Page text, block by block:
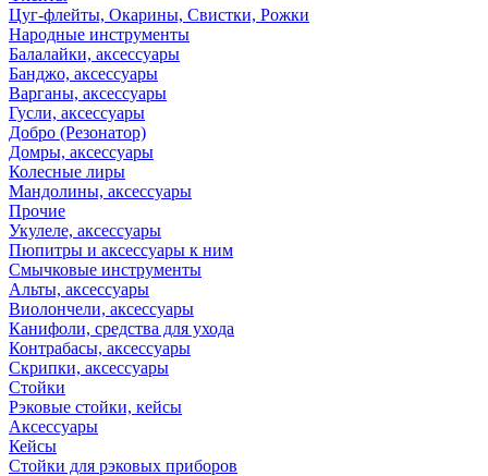
Цуг-флейты, Окарины, Свистки, Рожки
Народные инструменты
Балалайки, аксессуары
Банджо, аксессуары
Варганы, аксессуары
Гусли, аксессуары
Добро (Резонатор)
Домры, аксессуары
Колесные лиры
Мандолины, аксессуары
Прочие
Укулеле, аксессуары
Пюпитры и аксессуары к ним
Смычковые инструменты
Альты, аксессуары
Виолончели, аксессуары
Канифоли, средства для ухода
Контрабасы, аксессуары
Скрипки, аксессуары
Стойки
Рэковые стойки, кейсы
Аксессуары
Кейсы
Стойки для рэковых приборов